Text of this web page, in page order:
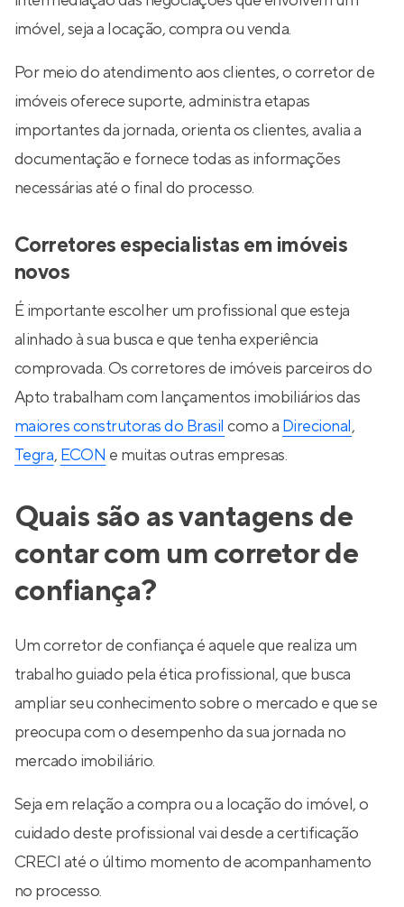
imóvel, seja a locação, compra ou venda.
Por meio do atendimento aos clientes, o corretor de
imóveis oferece suporte, administra etapas
importantes da jornada, orienta os clientes, avalia a
documentação e fornece todas as informações
necessárias até o final do processo.
Corretores especialistas em imóveis
novos
É importante escolher um profissional que esteja
alinhado à sua busca e que tenha experiência
comprovada. Os corretores de imóveis parceiros do
Apto trabalham com lançamentos imobiliários das
maiores construtoras do Brasil como a Direcional,
Tegra, ECON e muitas outras empresas.
Quais são as vantagens de
contar com um corretor de
confiança?
Um corretor de confiança é aquele que realiza um
trabalho guiado pela ética profissional, que busca
ampliar seu conhecimento sobre o mercado e que se
preocupa com o desempenho da sua jornada no
mercado imobiliário.
Seja em relação a compra ou a locação do imóvel, o
cuidado deste profissional vai desde a certificação
CRECI até o último momento de acompanhamento
no processo.